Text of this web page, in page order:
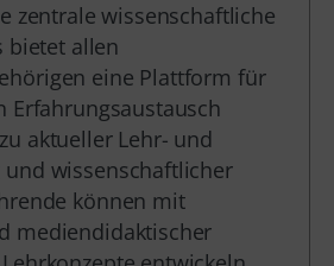
zentrale wissenschaftliche
bietet allen
eine Plattform für
Erfahrungsaustausch
aktueller Lehr- und
und wissenschaftlicher
können mit
mediendidaktischer